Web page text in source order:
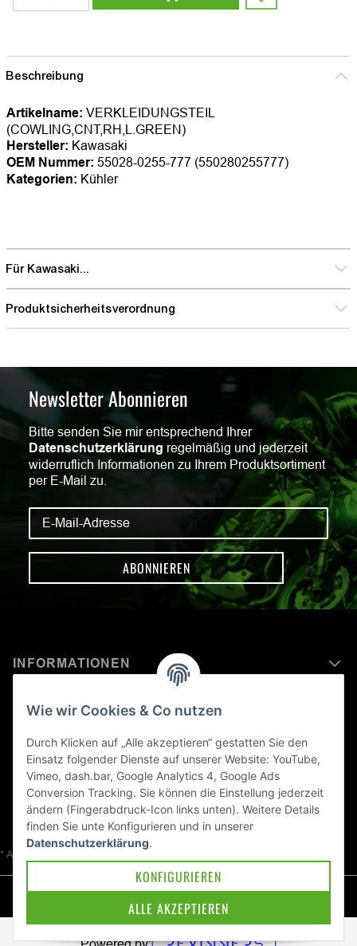
Beschreibung
Artikelname: VERKLEIDUNGSTEIL
(COWLING,CNT,RH,L.GREEN)
Hersteller: Kawasaki
OEM Nummer: 55028-0255-777 (550280255777)
Kategorien: Kühler
Für Kawasaki...
Produktsicherheitsverordnung
Newsletter Abonnieren
Bitte senden Sie mir entsprechend Ihrer
Datenschutzerklärung regelmäßig und jederzeit
widerruflich Informationen zu Ihrem Produktsortiment
per E-Mail zu.
ABONNIEREN
INFORMATIONEN
MEHR ERFAHREN ÜBER
KAWASAKI WELT
Blog
* Alle Preise inkl. gesetzlicher USt., zzgl.
Wie wir Cookies & Co nutzen
Durch Klicken auf „Alle akzeptieren“ gestatten Sie den
Einsatz folgender Dienste auf unserer Website: YouTube,
Vimeo, dash.bar, Google Analytics 4, Google Ads
Conversion Tracking. Sie können die Einstellung jederzeit
ändern (Fingerabdruck-Icon links unten). Weitere Details
finden Sie unte Konfigurieren und in unserer
Datenschutzerklärung.
ALLE AKZEPTIEREN
KONFIGURIEREN